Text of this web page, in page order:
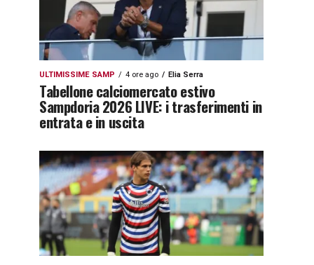
ULTIMISSIME SAMP 4 ore ago Elia Serra
Tabellone calciomercato estivo
Sampdoria 2026 LIVE: i trasferimenti in
entrata e in uscita